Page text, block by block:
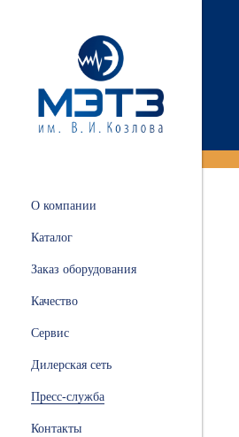
О компании
Каталог
Заказ оборудования
Качество
Сервис
Дилерская сеть
Пресс-служба
Контакты